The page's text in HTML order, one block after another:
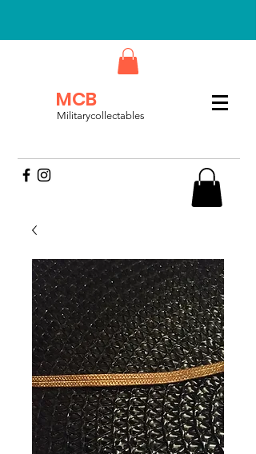
MCB
Militarycollectables